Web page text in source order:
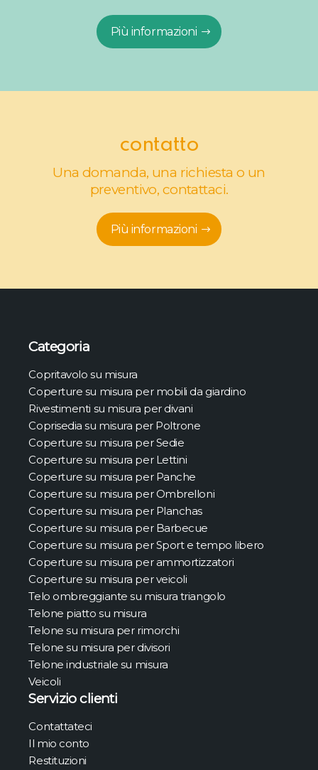
Più informazioni
contatto
Una domanda, una richiesta o un
preventivo, contattaci.
Più informazioni
Categoria
Copritavolo su misura
Coperture su misura per mobili da giardino
Rivestimenti su misura per divani
Coprisedia su misura per Poltrone
Coperture su misura per Sedie
Coperture su misura per Lettini
Coperture su misura per Panche
Coperture su misura per Ombrelloni
Coperture su misura per Planchas
Coperture su misura per Barbecue
Coperture su misura per Sport e tempo libero
Coperture su misura per ammortizzatori
Coperture su misura per veicoli
Telo ombreggiante su misura triangolo
Telone piatto su misura
Telone su misura per rimorchi
Telone su misura per divisori
Telone industriale su misura
Veicoli
Servizio clienti
Contattateci
Il mio conto
Restituzioni